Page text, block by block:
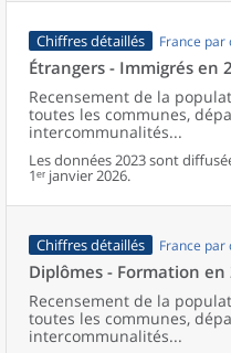
Chiffres détaillés France par
Étrangers - Immigrés en
Recensement de la
toutes les communes,
intercommunalités...
Les données 2023 sont
1ᵉʳ janvier 2026.
Chiffres détaillés France par
Diplômes - Formation en
Recensement de la
toutes les communes,
intercommunalités...